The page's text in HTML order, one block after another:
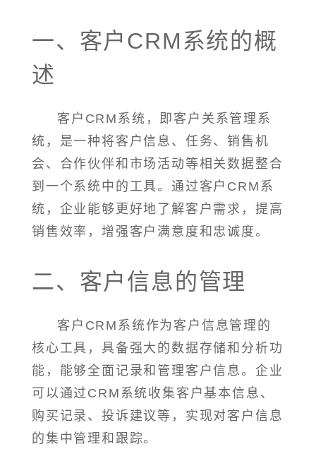
一、客户CRM系统的概
述
客户CRM系统，即客户关系管理系
统，是一种将客户信息、任务、销售机
会、合作伙伴和市场活动等相关数据整合
到一个系统中的工具。通过客户CRM系
统，企业能够更好地了解客户需求，提高
销售效率，增强客户满意度和忠诚度。
二、客户信息的管理
客户CRM系统作为客户信息管理的
核心工具，具备强大的数据存储和分析功
能，能够全面记录和管理客户信息。企业
可以通过CRM系统收集客户基本信息、
购买记录、投诉建议等，实现对客户信息
的集中管理和跟踪。